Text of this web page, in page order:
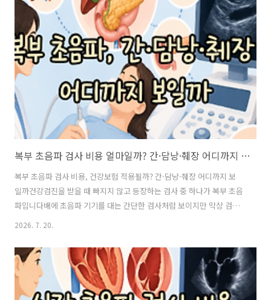
위치해 있어 검사 방법마다 확인할 수 있는 범위에 차이가 있습니다그래
서 무조건 여러 검사를 많이 받는 것보다 어떤 검사가 무엇을 확인하는지
먼저 알아두는 것이 중요합니다 복부 초음파 정상이라면 췌장도 괜찮은
걸까?복부 초음파에서는 간과 담낭뿐 아니라 췌장도 확인할 수 있습니다
하지만 한 가지 한계가 있습..
복부 초음파 검사 비용 얼마일까? 간·담낭·췌장 어디까지 보일까
복부 초음파 검사 비용, 건강보험 적용될까? 간·담낭·췌장 어디까지 보
일까건강검진을 받을 때 빠지지 않고 등장하는 검사 중 하나가 복부 초음
파입니다배에 초음파 기기를 대는 간단한 검사처럼 보이지만 막상 검사
결과를 받아보면 지방간부터 간낭종, 담석, 담낭용종까지 생각보다 다양
파 하나면 간부터 췌장까지 전부 볼 수 있는 걸까?”“누구는 건강보험이
되고 누구는 비급여인 이유는 뭘까?”특히 췌장까지 모두 정상이라고 생
각했다가 나중에 초음파로는 잘 보이지 않았다는 이야기를 듣고 당황하
는 경우도 있습니다복부 초음파를 받기 전이라면 검사 비용뿐 아니라 어
2026. 7. 20.